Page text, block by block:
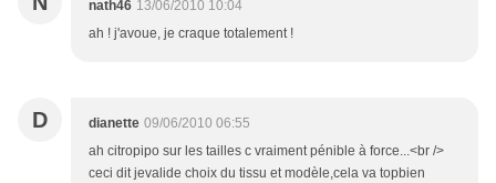
nath46 13/06/2010 10:04
ah ! j'avoue, je craque totalement !
D dianette 09/06/2010 06:55
ah citropipo sur les tailles c vraiment pénible à force...<br />
ceci dit jevalide choix du tissu et modèle,cela va topbien